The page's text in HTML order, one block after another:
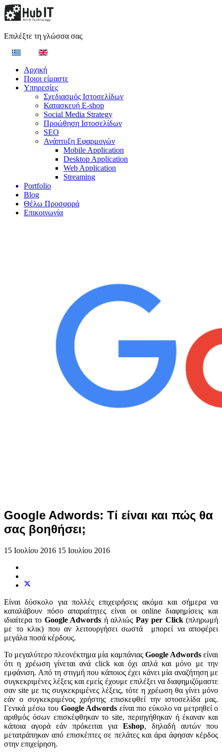
Επιλέξτε τη γλώσσα σας
Αρχική
Ποιοι είμαστε
Υπηρεσίες
Σχεδιασμός Ιστοσελίδων
Κατασκευή E-shop
Social Media Strategy
Προώθηση Ιστοσελίδων
SEO
Ανάπτυξη Εφαρμογών
Mobile Application
Desktop Application
Web Application
Streaming
Portfolio
Blog
Θέλω Προσφορά
Επικοινωνία
Google Adwords: Τί είναι και πώς θα
σας βοηθήσει;
15 Ιουλίου 2016 15 Ιουλίου 2016
Είναι δύσκολο για πολλές επιχειρήσεις ακόμα και σήμερα να
καταλάβουν πόσο απαραίτητες είναι οι online διαφημίσεις και
ιδιαίτερα το Google Adwords ή αλλιώς Pay per Click(πληρωμή
με το κλικ) που αν λειτουργήσει σωστά μπορεί να αποφέρει
μεγάλα ποσά κέρδους.
Το μεγαλύτερο πλεονέκτημα μία καμπάνιας Google Adwordsείναι
ότι η χρέωση γίνεται ανά click και όχι απλά και μόνο με την
εμφάνιση. Από τη στιγμή που κάποιος έχει κάνει μία αναζήτηση με
συγκεκριμένες λέξεις και εμείς έχουμε επιλέξει να διαφημιζόμαστε
σαν site με τις συγκεκριμένες λέξεις, τότε η χρέωση θα γίνει μόνο
εάν ο συγκεκριμένος χρήστης επισκεφθεί την ιστοσελίδα μας.
Γενικά μέσω του Google Adwords είναι πιο εύκολο να μετρηθεί ο
αριθμός όσων επισκέφθηκαν το site, περιηγήθηκαν ή έκαναν και
κάποια αγορά εάν πρόκειται για Eshop, δηλαδή αυτών που
μετατράπηκαν από επισκέπτες σε πελάτες και άρα άφησαν κέρδος
στην επιχείρηση.